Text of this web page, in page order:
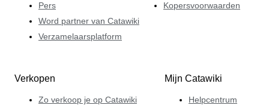
Pers
Word partner van Catawiki
Verzamelaarsplatform
Kopersvoorwaarden
Verkopen
Zo verkoop je op Catawiki
Mijn Catawiki
Helpcentrum